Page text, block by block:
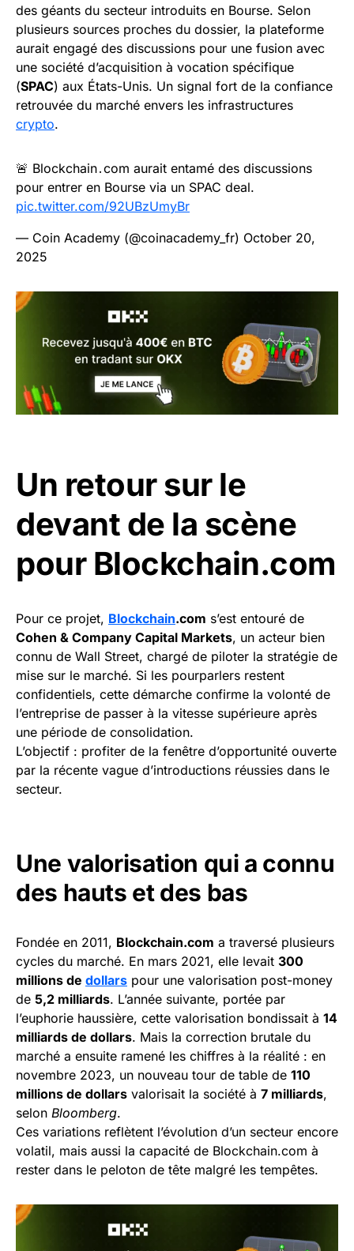
des géants du secteur introduits en Bourse. Selon
plusieurs sources proches du dossier, la plateforme
aurait engagé des discussions pour une fusion avec
une société d’acquisition à vocation spécifique
(SPAC) aux États-Unis. Un signal fort de la confiance
retrouvée du marché envers les infrastructures
crypto.
🚨 Blockchain․com aurait entamé des discussions
pour entrer en Bourse via un SPAC deal.
pic.twitter.com/92UBzUmyBr
— Coin Academy (@coinacademy_fr) October 20,
2025
Un retour sur le
devant de la scène
pour Blockchain.com
Pour ce projet, Blockchain.com s’est entouré de
Cohen & Company Capital Markets, un acteur bien
connu de Wall Street, chargé de piloter la stratégie de
mise sur le marché. Si les pourparlers restent
confidentiels, cette démarche confirme la volonté de
l’entreprise de passer à la vitesse supérieure après
une période de consolidation.
L’objectif : profiter de la fenêtre d’opportunité ouverte
par la récente vague d’introductions réussies dans le
secteur.
Une valorisation qui a connu
des hauts et des bas
Fondée en 2011, Blockchain.com a traversé plusieurs
cycles du marché. En mars 2021, elle levait 300
millions de dollars pour une valorisation post-money
de 5,2 milliards. L’année suivante, portée par
l’euphorie haussière, cette valorisation bondissait à 14
milliards de dollars. Mais la correction brutale du
marché a ensuite ramené les chiffres à la réalité : en
novembre 2023, un nouveau tour de table de 110
millions de dollars valorisait la société à 7 milliards,
selon Bloomberg.
Ces variations reflètent l’évolution d’un secteur encore
volatil, mais aussi la capacité de Blockchain.com à
rester dans le peloton de tête malgré les tempêtes.